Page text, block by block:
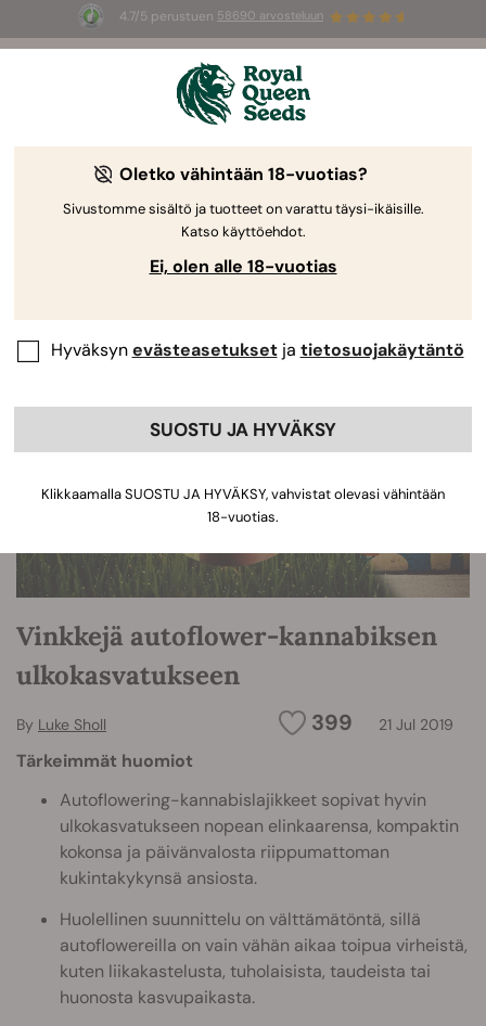
4.7/5 perustuen 58690 arvosteluun
-Rajoitettu erikoistarjous
2d 10h 47m 31s
Kannabiksen kasvatusopas Royal Queen Seedsiltä
Kasvatusopas Aihehaku
Vinkkejä autoflower-kannabiksen
ulkokasvatukseen
399 21 Jul 2019
By Luke Sholl
Tärkeimmät huomiot
Autoflowering-kannabislajikkeet sopivat hyvin
ulkokasvatukseen nopean elinkaarensa, kompaktin
kokonsa ja päivänvalosta riippumattoman
kukintakykynsä ansiosta.
Huolellinen suunnittelu on välttämätöntä, sillä
autoflowereilla on vain vähän aikaa toipua virheistä,
kuten liikakastelusta, tuholaisista, taudeista tai
huonosta kasvupaikasta.
Oletko vähintään 18-vuotias?
Sivustomme sisältö ja tuotteet on varattu täysi-ikäisille.
Katso käyttöehdot.
Ei, olen alle 18-vuotias
Hyväksynevästeasetuksetja tietosuojakäytäntö
SUOSTU JA HYVÄKSY
Klikkaamalla SUOSTU JA HYVÄKSY, vahvistat olevasi vähintään
18-vuotias.